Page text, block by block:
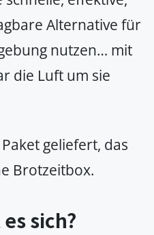
Alternative für
nutzen… mit
die Luft um sie
geliefert, das
Brotzeitbox.
sich?